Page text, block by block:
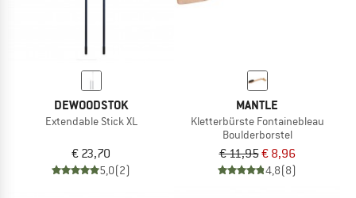
DEWOODSTOK
Extendable Stick XL
€ 23,70
5,0(2)
MANTLE
Kletterbürste Fontainebleau
Boulderborstel
€ 11,95€ 8,96
4,8(8)